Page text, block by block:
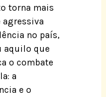
torna mais
no país,
aquilo que
o combate
a
e o